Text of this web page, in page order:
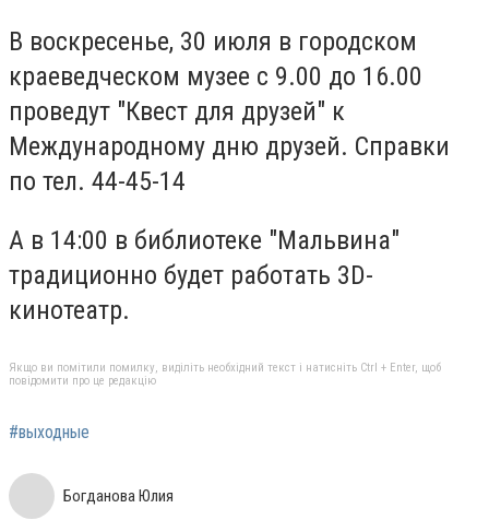
В воскресенье, 30 июля в городском
краеведческом музее с 9.00 до 16.00
проведут "Квест для друзей" к
Международному дню друзей. Справки
по тел. 44-45-14
А в 14:00 в библиотеке "Мальвина"
традиционно будет работать 3D-
кинотеатр.
Якщо ви помітили помилку, виділіть необхідний текст і натисніть Ctrl + Enter, щоб
повідомити про це редакцію
#выходные
Богданова Юлия